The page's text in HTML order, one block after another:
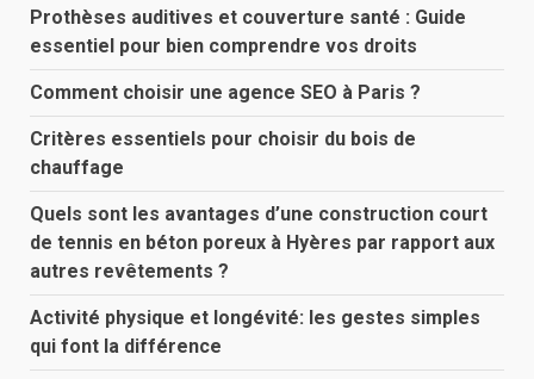
Prothèses auditives et couverture santé : Guide
essentiel pour bien comprendre vos droits
Comment choisir une agence SEO à Paris ?
Critères essentiels pour choisir du bois de
chauffage
Quels sont les avantages d’une construction court
de tennis en béton poreux à Hyères par rapport aux
autres revêtements ?
Activité physique et longévité: les gestes simples
qui font la différence